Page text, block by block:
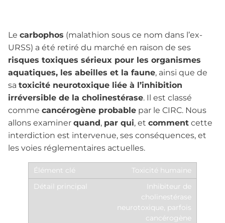
Le carbophos (malathion sous ce nom dans l’ex-
URSS) a été retiré du marché en raison de ses
risques toxiques sérieux pour les organismes
aquatiques, les abeilles et la faune, ainsi que de
sa toxicité neurotoxique liée à l’inhibition
irréversible de la cholinestérase. Il est classé
comme cancérogène probable par le CIRC. Nous
allons examiner quand, par qui, et comment cette
interdiction est intervenue, ses conséquences, et
les voies réglementaires actuelles.
Toxicité humaine
Inhibiteur de
cholinestérase
neurotoxique, parfois
cancérogène